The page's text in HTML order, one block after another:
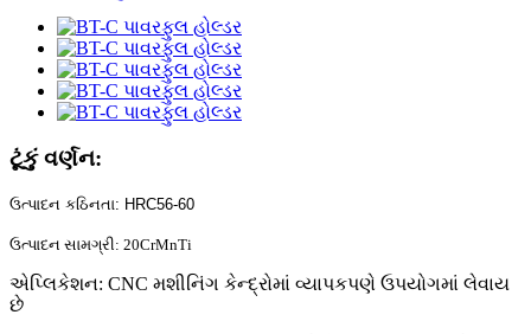
ટૂંકું વર્ણન:
ઉત્પાદન કઠિનતા: HRC56-60
ઉત્પાદન સામગ્રી: 20CrMnTi
એપ્લિકેશન: CNC મશીનિંગ કેન્દ્રોમાં વ્યાપકપણે ઉપયોગમાં લેવાય
છે